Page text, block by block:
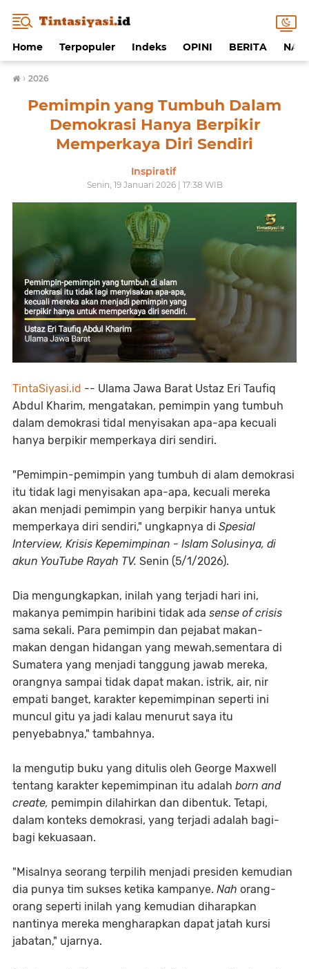
Home Terpopuler Indeks OPINI BERITA
› 2026
Pemimpin yang Tumbuh Dalam
Demokrasi Hanya Berpikir
Memperkaya Diri Sendiri
Inspiratif
Senin, 19 Januari 2026 | 17:38 WIB
TintaSiyasi.id -- Ulama Jawa Barat Ustaz Eri Taufiq
Abdul Kharim, mengatakan, pemimpin yang tumbuh
dalam demokrasi tidal menyisakan apa-apa kecuali
hanya berpikir memperkaya diri sendiri.
"Pemimpin-pemimpin yang tumbuh di alam demokrasi
itu tidak lagi menyisakan apa-apa, kecuali mereka
akan menjadi pemimpin yang berpikir hanya untuk
memperkaya diri sendiri," ungkapnya di Spesial
Interview, Krisis Kepemimpinan - Islam Solusinya, di
akun YouTube Rayah TV. Senin (5/1/2026).
Dia mengungkapkan, inilah yang terjadi hari ini,
makanya pemimpin haribini tidak ada sense of crisis
sama sekali. Para pemimpin dan pejabat makan-
makan dengan hidangan yang mewah,sementara di
Sumatera yang menjadi tanggung jawab mereka,
orangnya sampai tidak dapat makan. istrik, air, nir
empati banget, karakter kepemimpinan seperti ini
muncul gitu ya jadi kalau menurut saya itu
penyebabnya," tambahnya.
Ia mengutip buku yang ditulis oleh George Maxwell
tentang karakter kepemimpinan itu adalah born and
create, pemimpin dilahirkan dan dibentuk. Tetapi,
dalam konteks demokrasi, yang terjadi adalah bagi-
bagi kekuasaan.
"Misalnya seorang terpilih menjadi presiden kemudian
dia punya tim sukses ketika kampanye. Nah orang-
orang seperti inilah yang kemudian diharapkan
nantinya mereka mengharapkan dapat jatah kursi
jabatan," ujarnya.